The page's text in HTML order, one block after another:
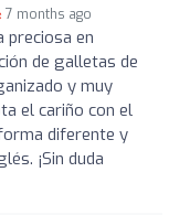
7 months ago
preciosa en
de galletas de
y muy
el cariño con el
diferente y
¡Sin duda